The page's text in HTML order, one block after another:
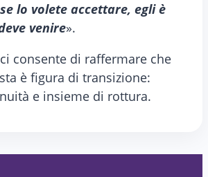
lo volete accettare, egli è
venire».
consente di raffermare che
è figura di transizione:
e insieme di rottura.